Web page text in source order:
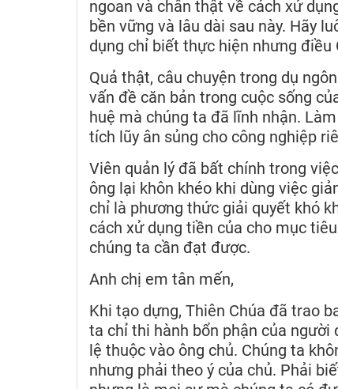
ngoan và chân thật về cách xử
bền vững và lâu dài sau này. Hãy
dụng chỉ biết thực hiện nhưng điều
Quả thật, câu chuyện trong dụ
vấn đề căn bản trong cuộc sống
huệ mà chúng ta đã lĩnh nhận.
tích lũy ân sủng cho công nghiệp
Viên quản lý đã bất chính trong
ông lại khôn khéo khi dùng việc
chỉ là phương thức giải quyết khó
cách xử dụng tiền của cho mục
chúng ta cần đạt được.
Anh chị em tân mến,
Khi tạo dựng, Thiên Chúa đã trao
ta chỉ thi hành bổn phận của
lệ thuộc vào ông chủ. Chúng ta
nhưng phải theo ý của chủ. Phải